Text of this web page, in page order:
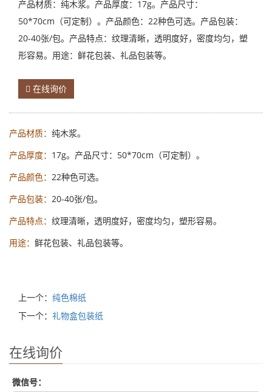
产品材质：纯木浆。产品厚度：17g。产品尺寸：
50*70cm（可定制）。产品颜色：22种色可选。产品包装：
20-40张/包。产品特点：纹理清晰，透明度好，密度均匀，塑
形容易。用途：鲜花包装、礼品包装等。
在线询价
产品材质： 纯木浆。
产品厚度： 17g。产品尺寸：50*70cm（可定制）。
产品颜色： 22种色可选。
产品包装： 20-40张/包。
产品特点： 纹理清晰，透明度好，密度均匀，塑形容易。
用途： 鲜花包装、礼品包装等。
上一个： 纯色棉纸
下一个： 礼物盒包装纸
在线询价
微信号：